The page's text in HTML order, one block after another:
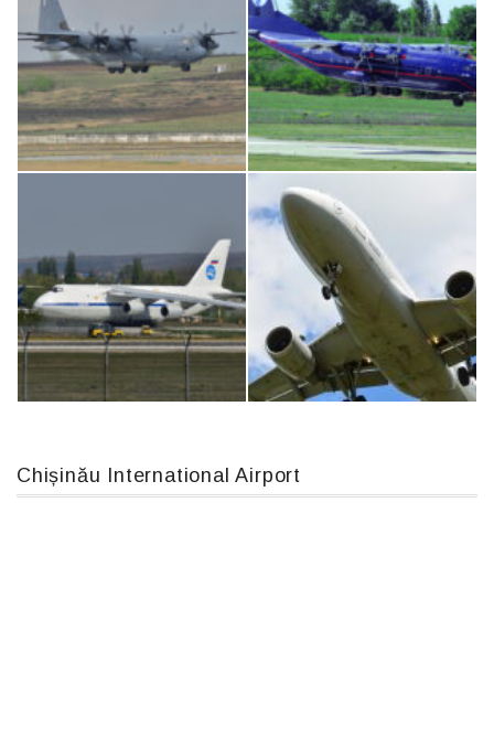
IL76, RA-78844 Boeing 737 MAX 8, TC-LCC
An12, UR-CGV
Chișinău International Airport